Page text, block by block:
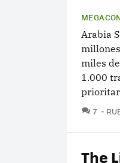
Arabia
miles
1.000
7
The